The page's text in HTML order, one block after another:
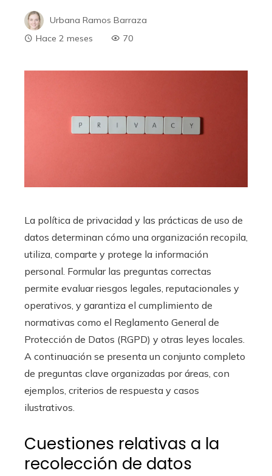
Urbana Ramos Barraza
Hace 2 meses
70
La política de privacidad y las prácticas de uso de
datos determinan cómo una organización recopila,
utiliza, comparte y protege la información
personal. Formular las preguntas correctas
permite evaluar riesgos legales, reputacionales y
operativos, y garantiza el cumplimiento de
normativas como el Reglamento General de
Protección de Datos (RGPD) y otras leyes locales.
A continuación se presenta un conjunto completo
de preguntas clave organizadas por áreas, con
ejemplos, criterios de respuesta y casos
ilustrativos.
Cuestiones relativas a la
recolección de datos